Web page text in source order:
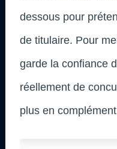
dessous pour
de titulaire. Pour
garde la confiance
réellement de
plus en complément